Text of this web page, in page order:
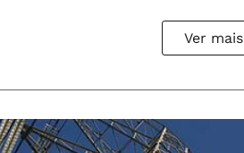
Ver mais